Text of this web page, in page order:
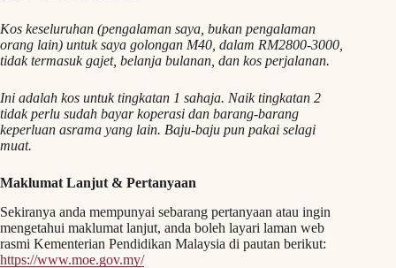
Kos keseluruhan (pengalaman saya, bukan pengalaman
orang lain) untuk saya golongan M40, dalam RM2800-3000,
tidak termasuk gajet, belanja bulanan, dan kos perjalanan.
Ini adalah kos untuk tingkatan 1 sahaja. Naik tingkatan 2
tidak perlu sudah bayar koperasi dan barang-barang
keperluan asrama yang lain. Baju-baju pun pakai selagi
muat.
Maklumat Lanjut & Pertanyaan
Sekiranya anda mempunyai sebarang pertanyaan atau ingin
mengetahui maklumat lanjut, anda boleh layari laman web
rasmi Kementerian Pendidikan Malaysia di pautan berikut:
https://www.moe.gov.my/